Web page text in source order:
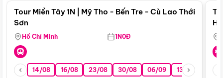
Tour Miền Tây 1N | Mỹ Tho - Bến Tre - Cù Lao Thới
Sơn
Hồ Chí Minh 1N0Đ
14/08 16/08 23/08 30/08 06/09 13/09 20/09